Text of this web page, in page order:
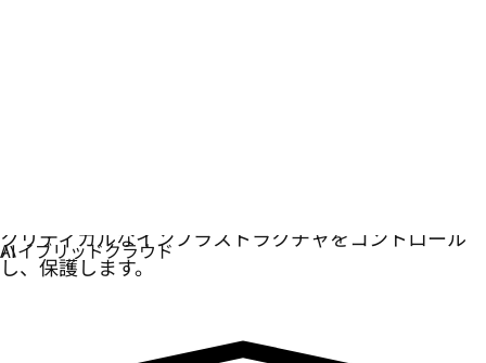
クリティカルなインフラストラクチャをコントロール
し、保護します。